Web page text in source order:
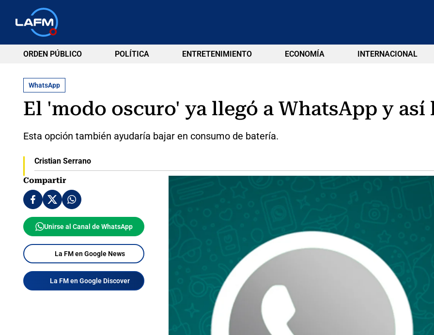
ORDEN PÚBLICO POLÍTICA ENTRETENIMIENTO ECONOMÍA INTERNACIONAL
WhatsApp
El 'modo oscuro' ya llegó a WhatsApp y
Esta opción también ayudaría bajar en consumo de batería.
Cristian Serrano
Compartir
Unirse al Canal de WhatsApp
La FM en Google News
La FM en Google Discover